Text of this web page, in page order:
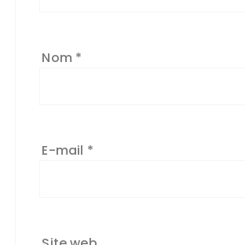
Nom *
E-mail *